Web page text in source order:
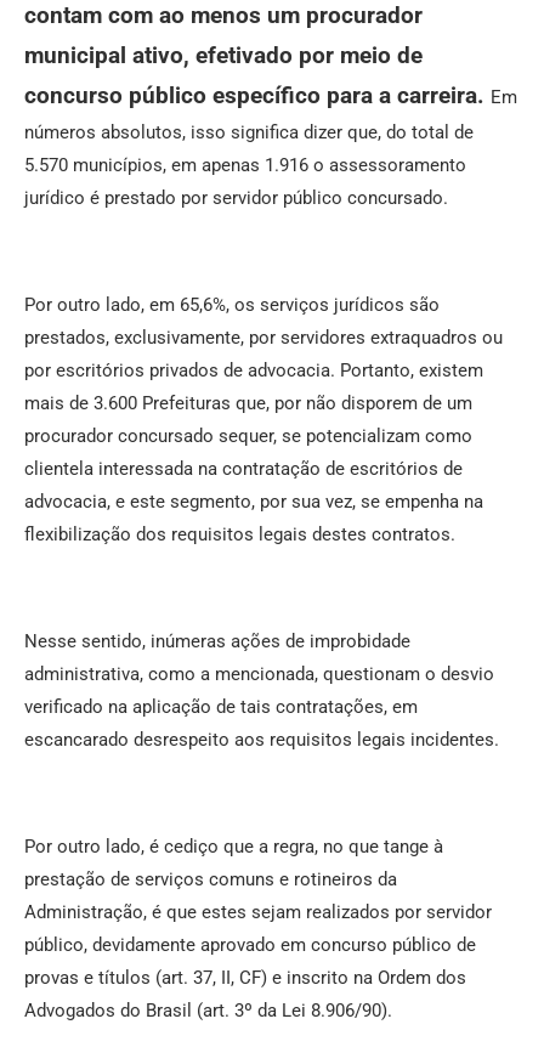
contam com ao menos um procurador
municipal ativo, efetivado por meio de
concurso público específico para a carreira. Em
números absolutos, isso significa dizer que, do total de
5.570 municípios, em apenas 1.916 o assessoramento
jurídico é prestado por servidor público concursado.
Por outro lado, em 65,6%, os serviços jurídicos são
prestados, exclusivamente, por servidores extraquadros ou
por escritórios privados de advocacia. Portanto, existem
mais de 3.600 Prefeituras que, por não disporem de um
procurador concursado sequer, se potencializam como
clientela interessada na contratação de escritórios de
advocacia, e este segmento, por sua vez, se empenha na
flexibilização dos requisitos legais destes contratos.
Nesse sentido, inúmeras ações de improbidade
administrativa, como a mencionada, questionam o desvio
verificado na aplicação de tais contratações, em
escancarado desrespeito aos requisitos legais incidentes.
Por outro lado, é cediço que a regra, no que tange à
prestação de serviços comuns e rotineiros da
Administração, é que estes sejam realizados por servidor
público, devidamente aprovado em concurso público de
provas e títulos (art. 37, II, CF) e inscrito na Ordem dos
Advogados do Brasil (art. 3º da Lei 8.906/90).